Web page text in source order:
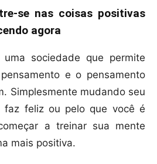
se nas coisas positivas
agora
sociedade que permite
e o pensamento
Simplesmente mudando seu
feliz ou pelo que você é
a treinar sua mente
mais positiva.